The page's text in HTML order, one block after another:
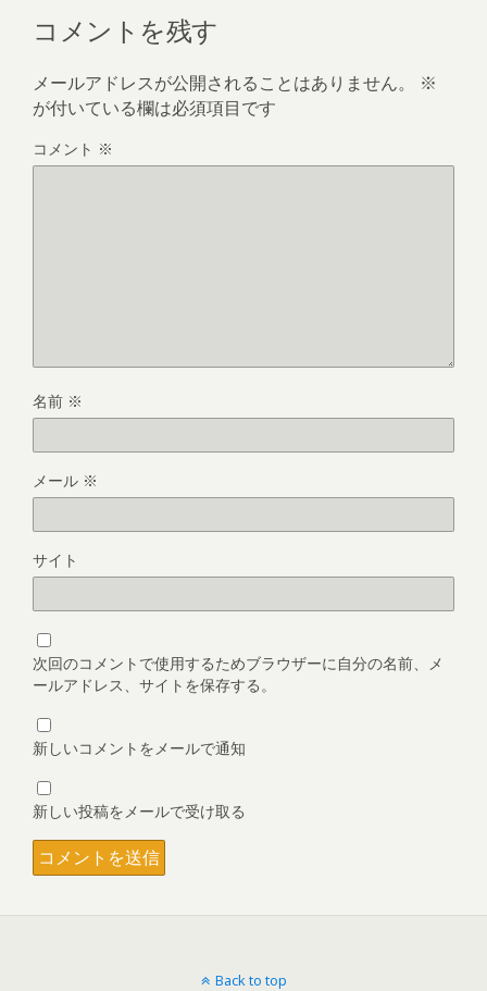
コメントを残す
メールアドレスが公開されることはありません。
※
が付いている欄は必須項目です
コメント ※
名前 ※
メール ※
サイト
次回のコメントで使用するためブラウザーに自分の名前、メ
ールアドレス、サイトを保存する。
新しいコメントをメールで通知
新しい投稿をメールで受け取る
Back to top